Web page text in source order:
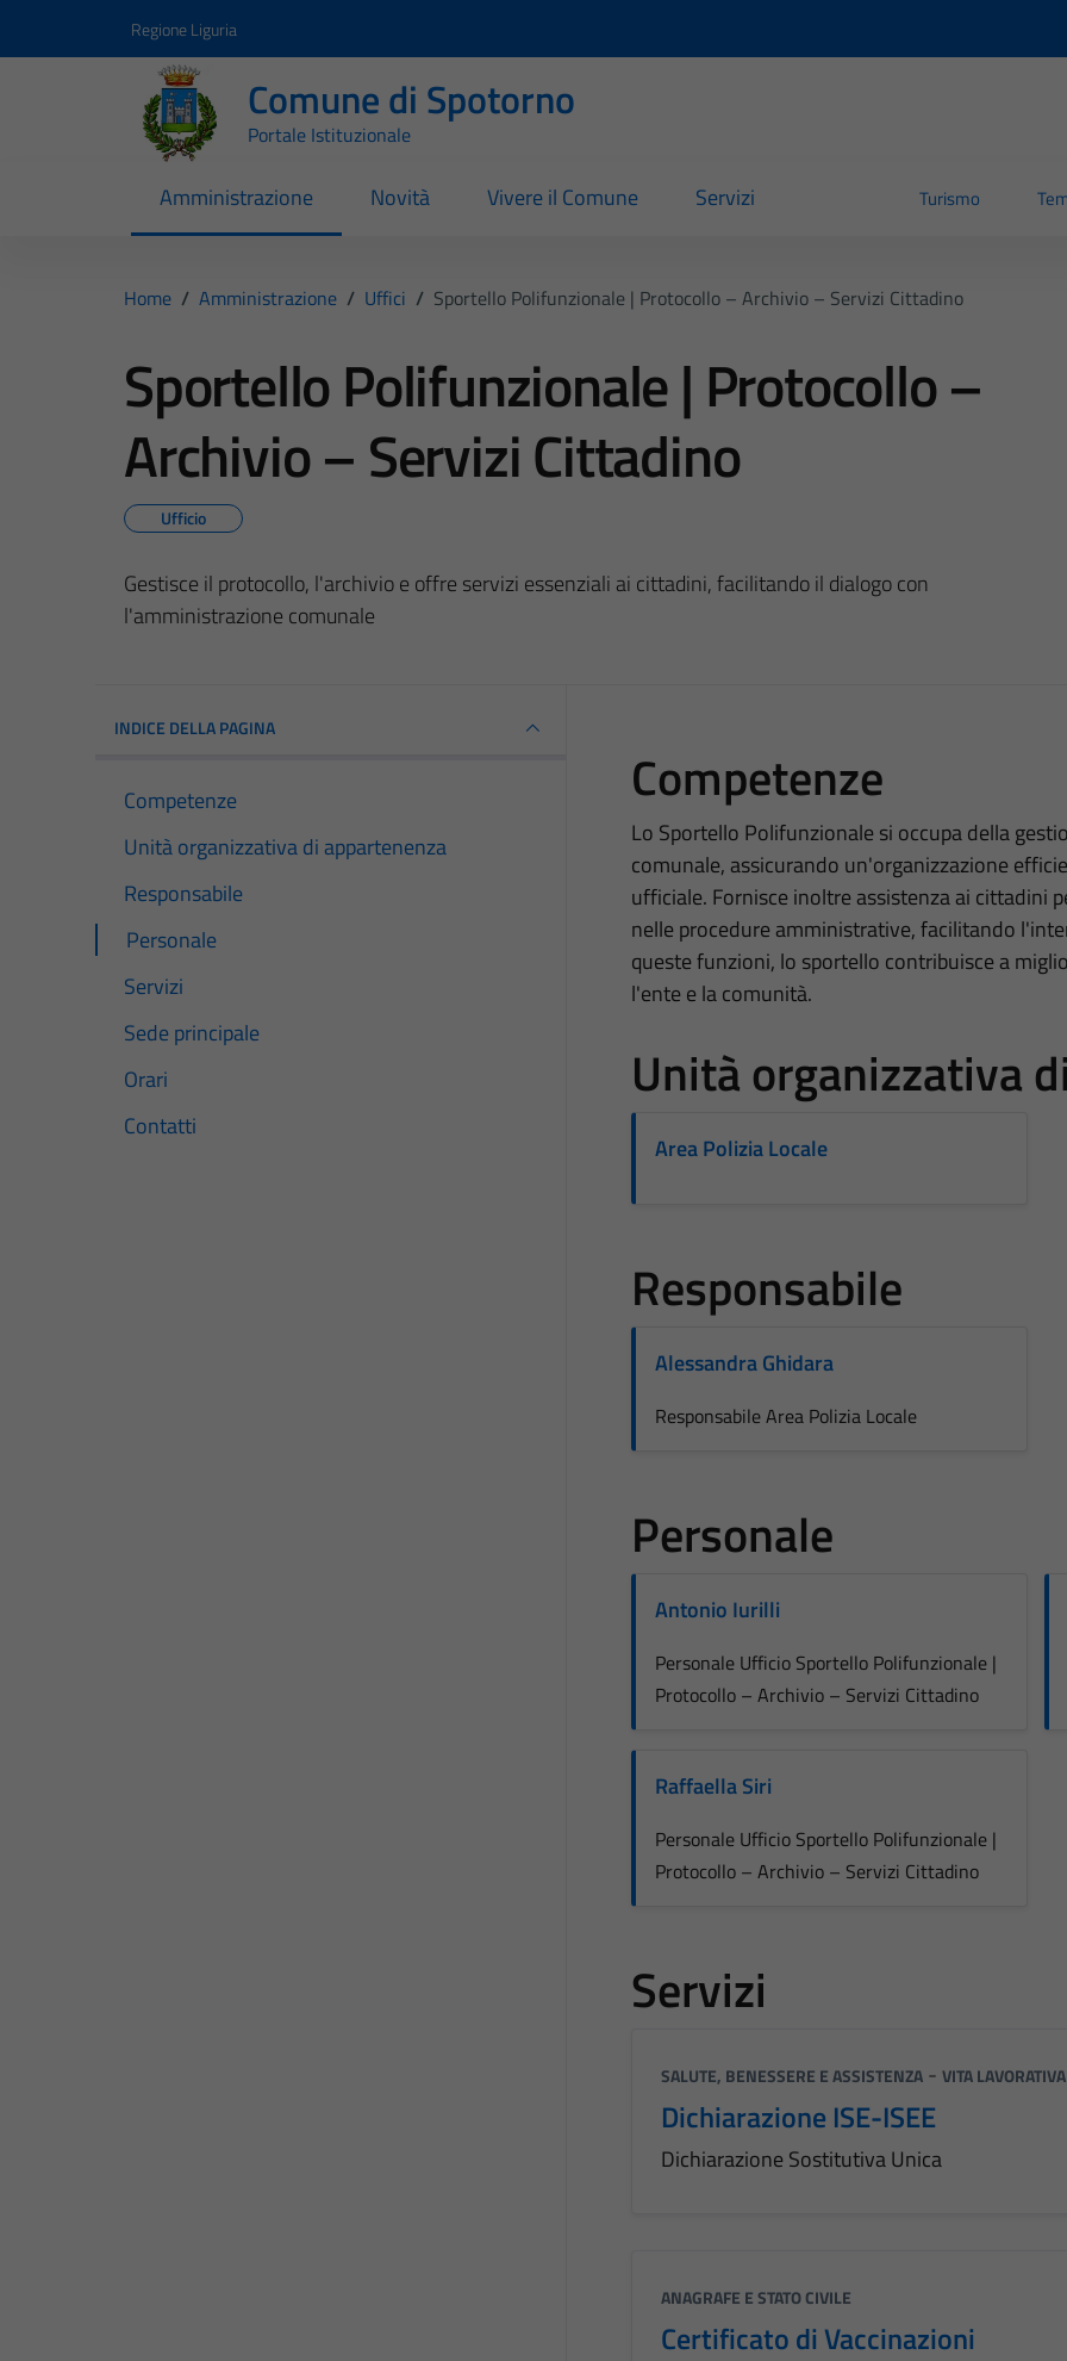
Regione Liguria
Comune di Spotorno
Portale Istituzionale
Amministrazione Novità Vivere il Comune Servizi Turismo
Home / Amministrazione / Uffici / Sportello Polifunzionale | Protocollo – Archivio – Servizi Cittadino
Sportello Polifunzionale | Protocollo –
Archivio – Servizi Cittadino
Ufficio
Gestisce il protocollo, l'archivio e offre servizi essenziali ai cittadini, facilitando il dialogo con
l'amministrazione comunale
INDICE DELLA PAGINA
Competenze
Unità organizzativa di appartenenza
Responsabile
Personale
Servizi
Sede principale
Orari
Contatti
Competenze
Lo Sportello Polifunzionale si occupa della
comunale, assicurando un'organizzazione
ufficiale. Fornisce inoltre assistenza ai cittadini
nelle procedure amministrative, facilitando
queste funzioni, lo sportello contribuisce a
l'ente e la comunità.
Unità organizzativa
Area Polizia Locale
Responsabile
Alessandra Ghidara
Responsabile Area Polizia Locale
Personale
Antonio Iurilli
Personale Ufficio Sportello Polifunzionale |
Protocollo – Archivio – Servizi Cittadino
Raffaella Siri
Personale Ufficio Sportello Polifunzionale |
Protocollo – Archivio – Servizi Cittadino
Servizi
SALUTE, BENESSERE E ASSISTENZA- VITA LAVORATIVA
Dichiarazione ISE-ISEE
Dichiarazione Sostitutiva Unica
ANAGRAFE E STATO CIVILE
Certificato di Vaccinazioni